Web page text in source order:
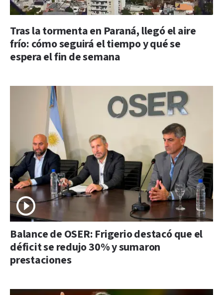
Tras la tormenta en Paraná, llegó el aire
frío: cómo seguirá el tiempo y qué se
espera el fin de semana
Balance de OSER: Frigerio destacó que el
déficit se redujo 30% y sumaron
prestaciones